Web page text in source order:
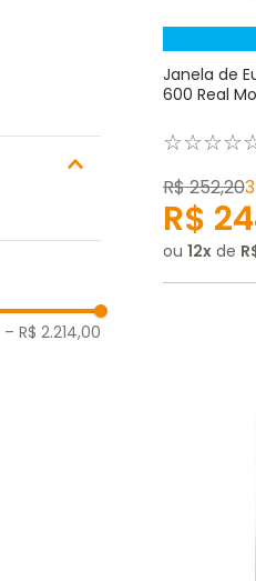
– R$ 2.214,00
Janela de
600 Real
☆☆☆☆
R$252,20
R$
ou 12 de